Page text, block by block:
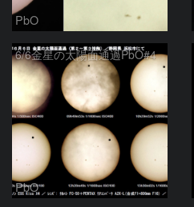
PbO
6/6金星の太陽面通過PbO#4
PbO